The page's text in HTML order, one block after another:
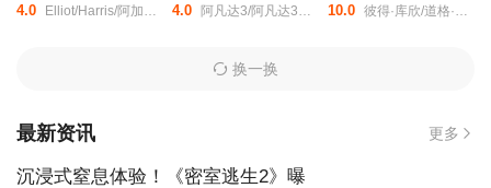
4.0 Elliot/Harris/阿加特·莱维/艾伦·埃默里斯/Ryan/Lee/Scott/Monica/Baiardi/Romina/Fernandez/Henry/Berry/Jenna/Callaghan/Ricardo/Christian/ 4.0 阿凡达3/阿凡达3：火与烬/阿凡达3：火与灰/阿凡达3：带种者/Avatar:/The/Seed/Bearer/Avatar/3/ 10.0 彼得·库欣/道格·麦克洛/卡罗琳·莫罗/Cy/Grant/Godfrey/James/基思·巴伦/Robert/Gillespie/
换一换
最新资讯 更多
沉浸式窒息体验！《密室逃生2》曝